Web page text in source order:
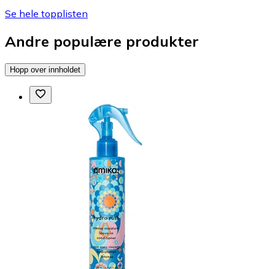
Se hele topplisten
Andre populære produkter
Hopp over innholdet